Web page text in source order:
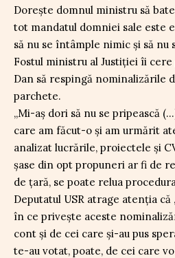
Dorește domnul ministru să
tot mandatul domniei sale este
să nu se întâmple nimic și să nu
Fostul ministru al Justiției îi
Dan să respingă nominalizările
parchete.
„Mi-aș dori să nu se pripească
care am făcut-o și am urmărit
analizat lucrările, proiectele și
șase din opt propuneri ar fi de
de țară, se poate relua
Deputatul USR atrage atenția
în ce privește aceste
cont și de cei care și-au pus
te-au votat, poate, de cei care